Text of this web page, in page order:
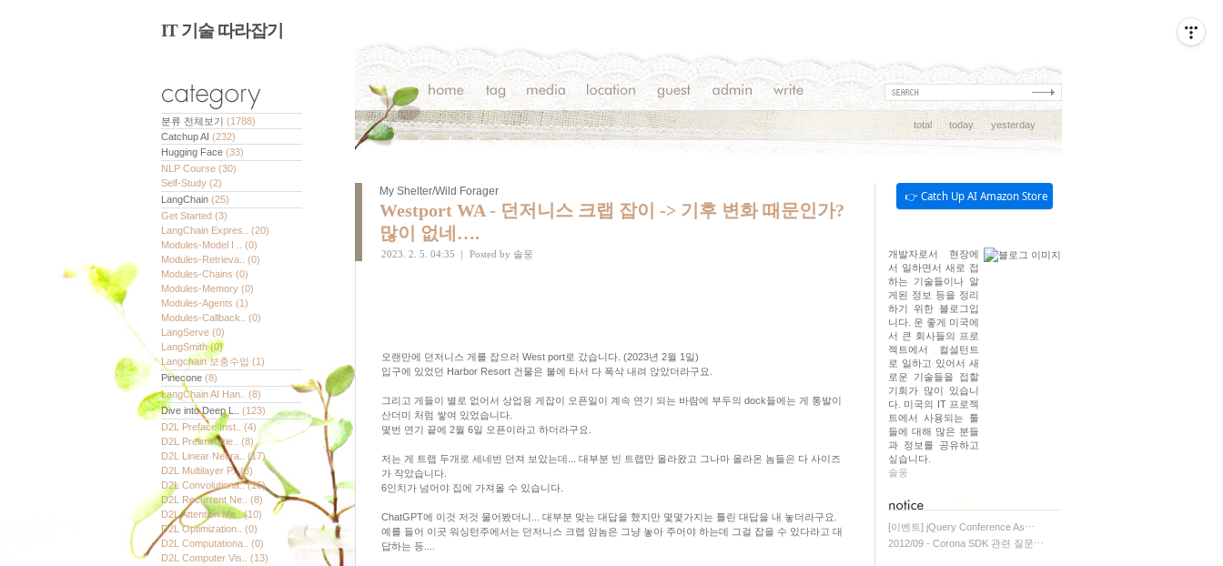
IT 기술 따라잡기
total today yesterday
👉 Catch Up AI Amazon Store
개발자로서 현장에
서 일하면서 새로 접
하는 기술들이나 알
게된 정보 등을 정리
하기 위한 블로그입
니다. 운 좋게 미국에
서 큰 회사들의 프로
젝트에서 컬설턴트
로 일하고 있어서 새
로운 기술들을 접할
기회가 많이 있습니
다. 미국의 IT 프로젝
트에서 사용되는 툴
들에 대해 많은 분들
과 정보를 공유하고
싶습니다.
솔웅
[이벤트] jQuery Conference As⋯
2012/09 - Corona SDK 관련 질문⋯
분류 전체보기 (1788)
Catchup AI (232)
Hugging Face (33)
NLP Course (30)
Self-Study (2)
LangChain (25)
Get Started (3)
LangChain Expres.. (20)
Modules-Model I .. (0)
Modules-Retrieva.. (0)
Modules-Chains (0)
Modules-Memory (0)
Modules-Agents (1)
Modules-Callback.. (0)
LangServe (0)
LangSmith(0)
Langchain 보충수업 (1)
Pinecone (8)
LangChain AI Han.. (8)
Dive into Deep L.. (123)
D2L Preface Inst.. (4)
D2L Preliminarie.. (8)
D2L Linear Neura.. (17)
D2L Multilayer P..(8)
D2L Convolutiona..(16)
D2L Recurrent Ne.. (8)
D2L Attention Me..(10)
D2L Optimization.. (0)
D2L Computationa.. (0)
D2L Computer Vis.. (13)
My Shelter/Wild Forager
Westport WA - 던저니스 크랩 잡이 -> 기후 변화 때문인가?
많이 없네….
2023. 2. 5. 04:35 | Posted by 솔웅
오랜만에 던저니스 게를 잡으러 West port로 갔습니다. (2023년 2월 1일)
입구에 있었던 Harbor Resort 건물은 불에 타서 다 폭삭 내려 앉았더라구요.
그리고 게들이 별로 없어서 상업용 게잡이 오픈일이 계속 연기 되는 바람에 부두의 dock들에는 게 통발이
산더미 처럼 쌓여 있었습니다.
몇번 연기 끝에 2월 6일 오픈이라고 하더라구요.
저는 게 트랩 두개로 세네번 던져 보았는데... 대부분 빈 트랩만 올라왔고 그나마 올라온 놈들은 다 사이즈
가 작았습니다.
6인치가 넘어야 집에 가져올 수 있습니다.
ChatGPT에 이것 저것 물어봤더니... 대부분 맞는 대답을 했지만 몇몇가지는 틀린 대답을 내 놓더라구요.
예를 들어 이곳 워싱턴주에서는 던저니스 크랩 암놈은 그냥 놓아 주어야 하는데 그걸 잡을 수 있다라고 대
답하는 등....